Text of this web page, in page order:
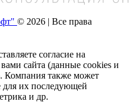
© 2026 | Все права
согласие на
сайта (данные cookies и
Компания также может
для их последующей
и др.